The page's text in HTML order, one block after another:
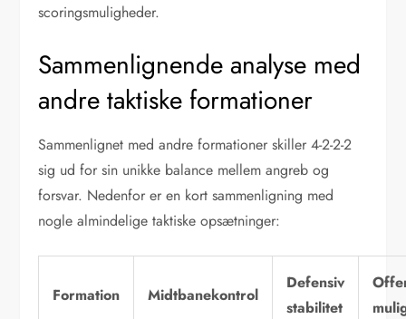
scoringsmuligheder.
Sammenlignende analyse med
andre taktiske formationer
Sammenlignet med andre formationer skiller 4-2-2-2
sig ud for sin unikke balance mellem angreb og
forsvar. Nedenfor er en kort sammenligning med
nogle almindelige taktiske opsætninger:
Formation Midtbanekontrol
Defensiv
stabilitet